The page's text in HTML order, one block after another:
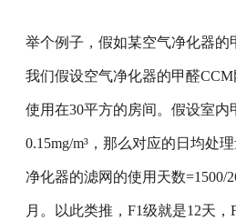
举个例子，假如某空气净化器的
我们假设空气净化器的甲醛CCM
使用在30平方的房间。假设室内
0.15mg/m³，那么对应的日均处
净化器的滤网的使用天数=1500/
月。以此类推，F1级就是12天